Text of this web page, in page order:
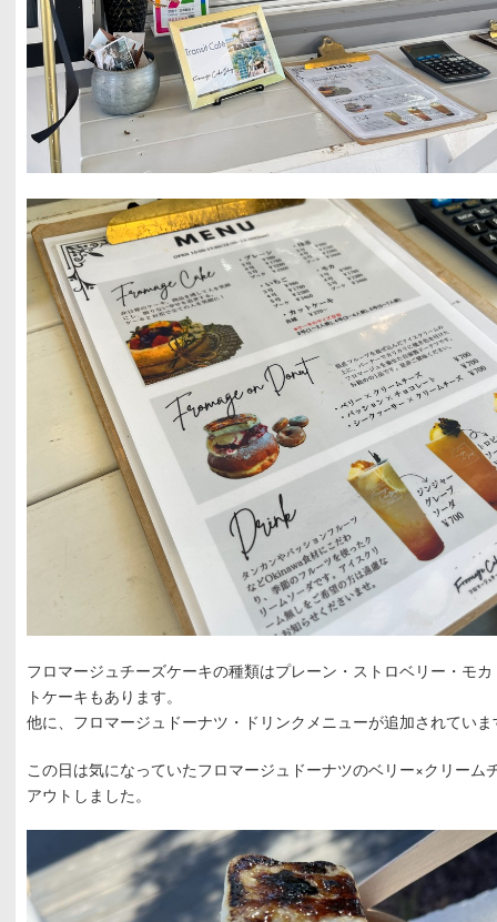
フロマージュチーズケーキの種類はプレーン・ストロベリー・モ
トケーキもあります。
他に、フロマージュドーナツ・ドリンクメニューが追加されてい
この日は気になっていたフロマージュドーナツのベリー×クリーム
アウトしました。